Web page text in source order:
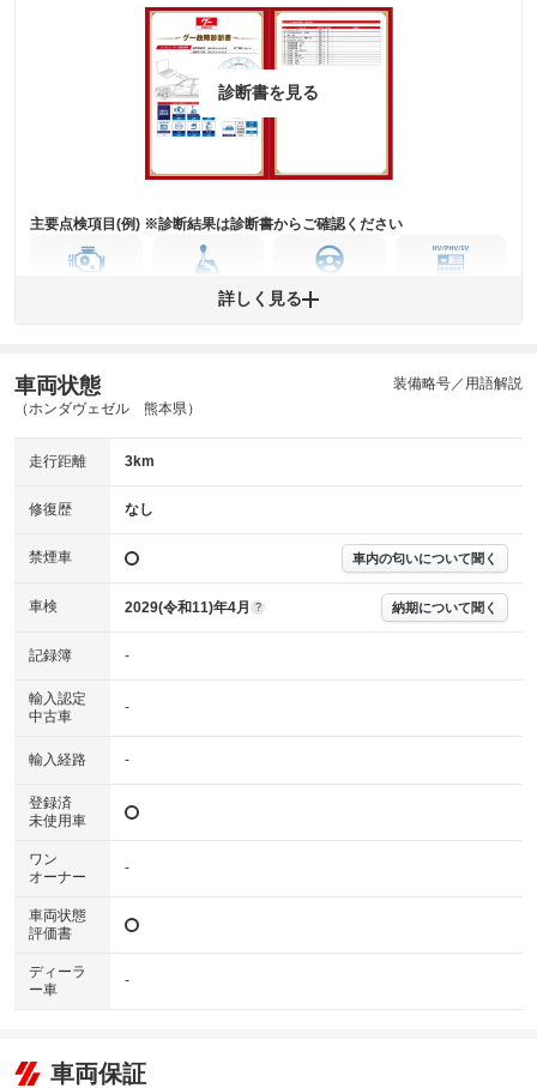
主要機関に不具合はありません。
詳細は鑑定書をご確認ください。
※グー鑑定は保証サービスではございません。購入時は必ず現車をご確認
および表示項目が異なる場合がございます。
す。車両情報等の詳細は各販売店へお問い合わせ下さい。
診断書を見る
主要点検項目(例) ※診断結果は診断書からご確認ください
ミッション
ステアリング
ABS その他
※グー故障診断は保証サービスではございません。購入時は必ず現車をご
※実際にお渡しする故障診断書につきましては、形式および表示項目が異
※グー故障診断書はあくまでも実施時点での診断結果となります。将来に
わたり車両状態を担保するものではありませんので、車両情報等の詳細は
詳しく見る
車両状態
（ホンダヴェゼル 熊本県）
装備略号／用語解説
走行距離 3km
修復歴 なし
禁煙車 車内の匂いについて聞く
車検 2029(令和11)年4月 ? 納期について聞く
記録簿 -
輸入認定
中古車
-
輸入経路 -
登録済
未使用車
ワン
オーナー
-
車両状態
評価書
ディーラ
ー車
-
車両保証